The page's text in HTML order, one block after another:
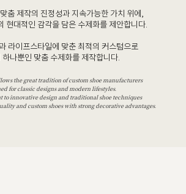
춤 제작의 진정성과 지속가능한 가치 위에,
현대적인 감각을 담은 수제화를 제안합니다.
라이프스타일에 맞춘 최적의 커스텀으로
하나뿐인 맞춤 수제화를 제작합니다.
the great tradition of custom shoe manufacturers
for classic designs and modern lifestyles.
to innovative design and traditional shoe techniques
and custom shoes with strong decorative advantages.